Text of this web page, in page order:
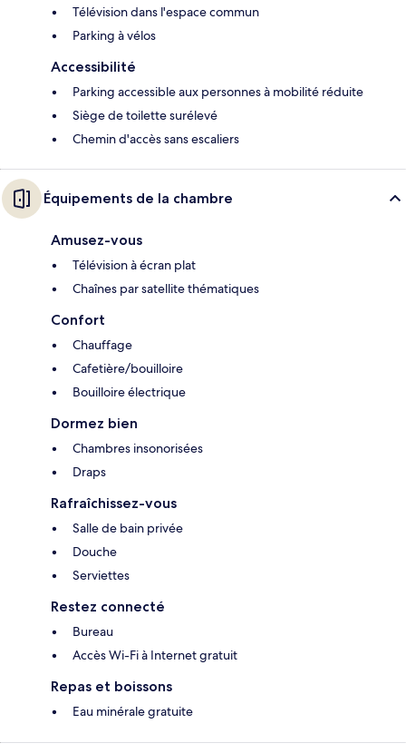
Télévision dans l'espace commun
Parking à vélos
Accessibilité
Parking accessible aux personnes à mobilité réduite
Siège de toilette surélevé
Chemin d'accès sans escaliers
Équipements de la chambre
Amusez-vous
Télévision à écran plat
Chaînes par satellite thématiques
Confort
Chauffage
Cafetière/bouilloire
Bouilloire électrique
Dormez bien
Chambres insonorisées
Draps
Rafraîchissez-vous
Salle de bain privée
Douche
Serviettes
Restez connecté
Bureau
Accès Wi-Fi à Internet gratuit
Repas et boissons
Eau minérale gratuite